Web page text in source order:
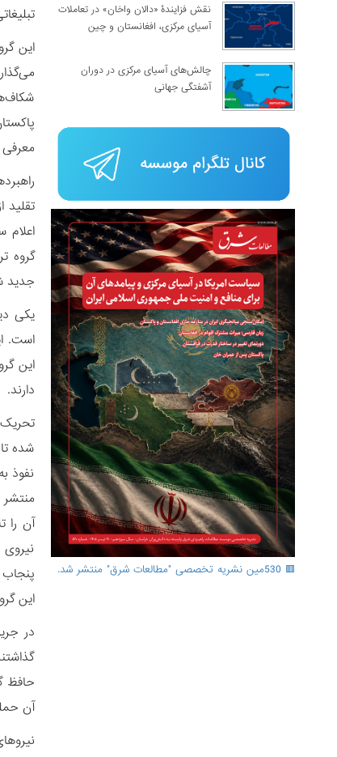
این
تقلید
گروه
جدید
یکی
دارند.
شده
نفوذ
آن را
این
در
آن
نقش فزایندۀ «دالان واخان» در تعاملات
آسیای مرکزی، افغانستان و چین
چالش‌های آسیای مرکزی در دوران
آشفتگی جهانی
🟥 530مین نشریه تخصصی "مطالعات شرق" منتشر شد.